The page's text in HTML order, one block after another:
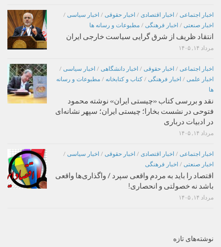
اخبار اجتماعی / اخبار اقتصادی / اخبار حقوقی / اخبار سیاسی /
اخبار صنعتی / اخبار فرهنگی / مطبوعات و رسانه ها
انتقاد ظریف از شرق گرایی سیاست خارجی ایران
مرداد ۱۴, ۱۴۰۵
اخبار اجتماعی / اخبار حقوقی / اخبار دانشگاهی / اخبار سیاسی /
اخبار علمی / اخبار فرهنگی / کتاب و کتابخانه / مطبوعات و رسانه
ها
نقد و بررسی کتاب «چیستی ایران» نوشته محمود
فتوحی در نشست بخارا؛ چیستی ایران؛ سپهر نشانه‌ای
در ادبیات درباری
مرداد ۱۴, ۱۴۰۵
اخبار اجتماعی / اخبار اقتصادی / اخبار حقوقی / اخبار سیاسی /
اخبار صنعتی / اخبار فرهنگی
اقتصاد را باید به مردم واقعی سپرد / واگذاری‌ها واقعی
باشد نه خصولتی و انحصاری!
مرداد ۱۴, ۱۴۰۵
نوشته‌های تازه